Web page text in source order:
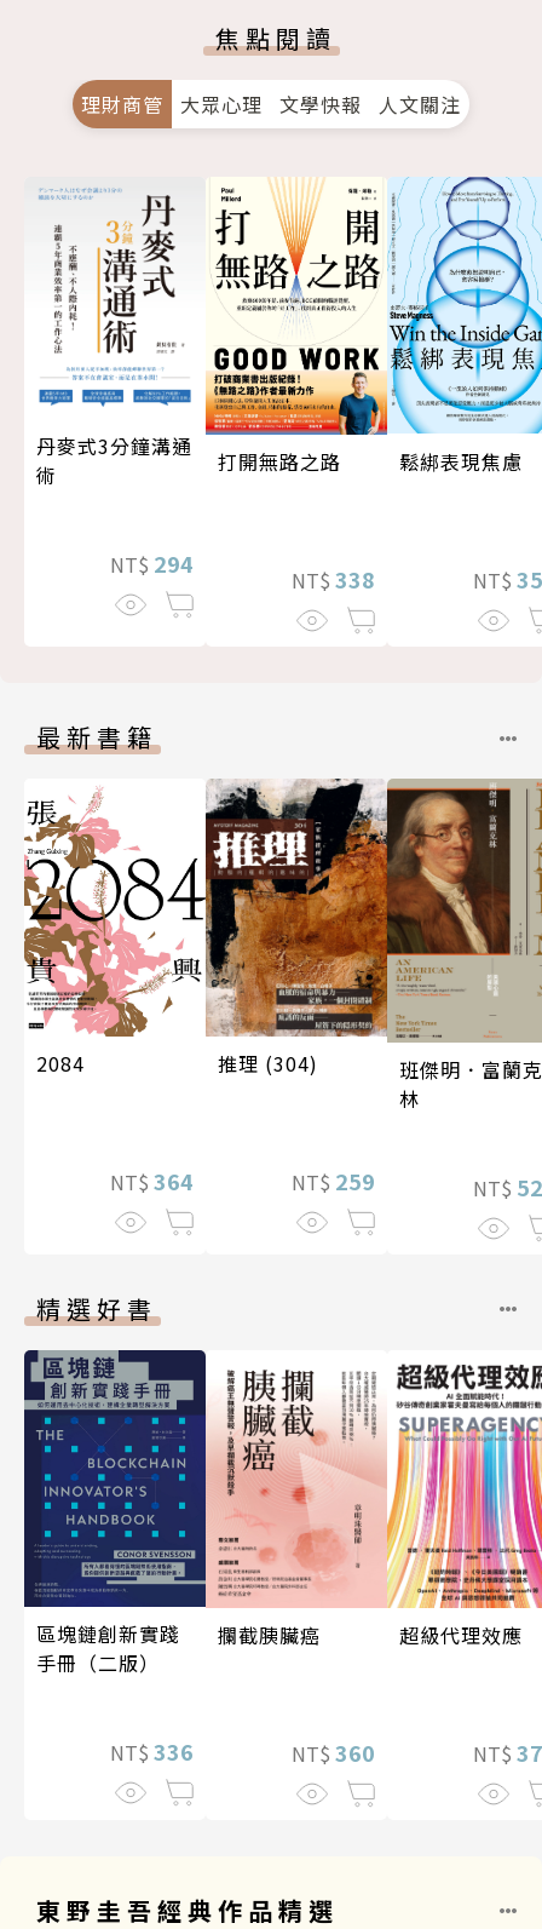
焦點閱讀
理財商管 大眾心理 文學快報 人文關注
丹麥式3分鐘溝通
術
NT$ 294
打開無路之路
NT$ 338
鬆綁表現焦慮
NT$
最新書籍
2084
NT$ 364
推理 (304)
NT$ 259
班傑明．富蘭克
林
NT$
精選好書
區塊鏈創新實踐
手冊（二版）
NT$ 336
攔截胰臟癌
NT$ 360
超級代理效應
NT$
東野圭吾經典作品精選